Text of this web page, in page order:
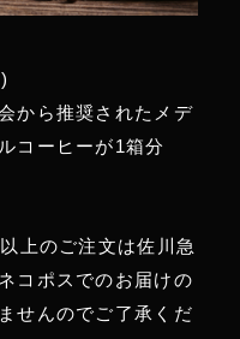
から推奨されたメデ
コーヒーが1箱分
上のご注文は佐川急
コポスでのお届けの
せんのでご了承くだ